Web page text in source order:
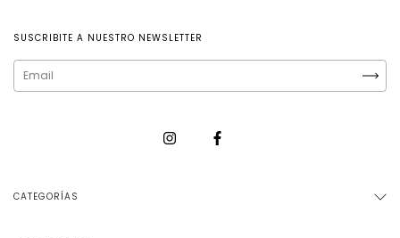
SUSCRIBITE A NUESTRO NEWSLETTER
CATEGORÍAS